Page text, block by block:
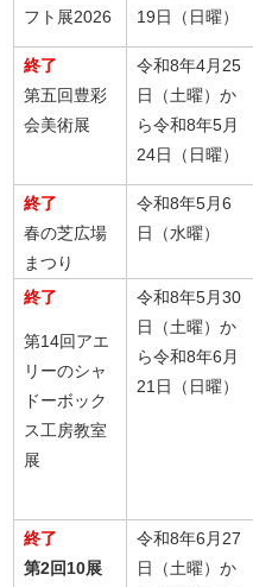
フト展2026
19日（日曜）
終了
第五回豊彩
会美術展
令和8年4月25
日（土曜）か
ら令和8年5月
24日（日曜）
終了
春の芝広場
まつり
令和8年5月6
日（水曜）
終了
第14回アエ
リーのシャ
ドーボック
ス工房教室
展
令和8年5月30
日（土曜）か
ら令和8年6月
21日（日曜）
終了
第2回10展
令和8年6月27
日（土曜）か